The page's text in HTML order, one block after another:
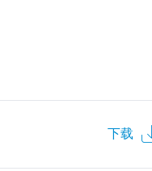
下载